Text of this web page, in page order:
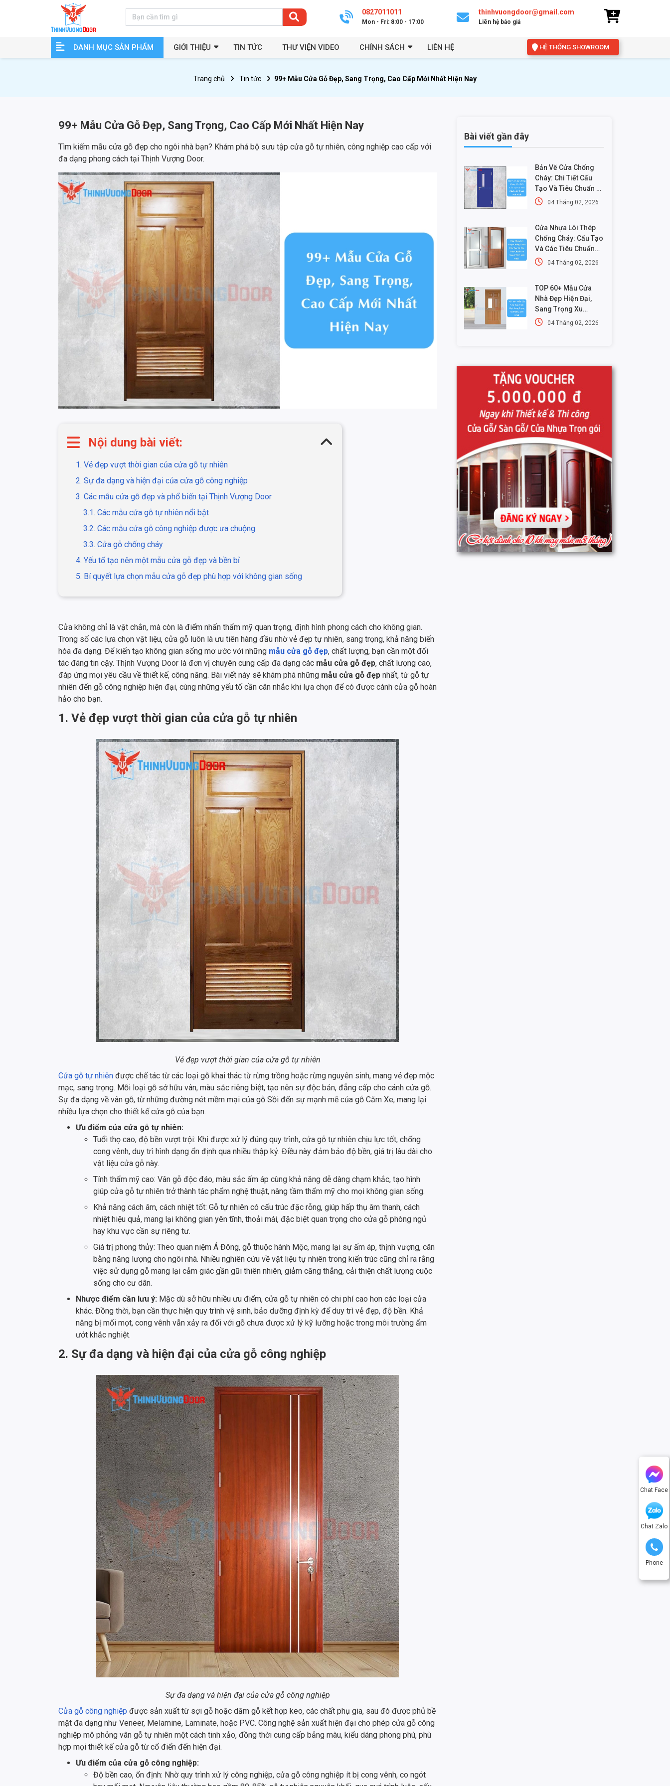
0827011011
Mon - Fri: 8:00 - 17:00
thinhvuongdoor@gmail.com
Liên hệ báo giá
DANH MỤC SẢN PHẨM GIỚI THIỆU TIN TỨC THƯ VIỆN VIDEO CHÍNH SÁCH LIÊN HỆ HỆ THỐNG SHOWROOM
Chat Face
Chat Zalo
Phone
Trang chủ Tin tức 99+ Mẫu Cửa Gỗ Đẹp, Sang Trọng, Cao Cấp Mới Nhất Hiện Nay
99+ Mẫu Cửa Gỗ Đẹp, Sang Trọng, Cao Cấp Mới Nhất Hiện Nay
Tìm kiếm mẫu cửa gỗ đẹp cho ngôi nhà bạn? Khám phá bộ sưu tập cửa gỗ tự nhiên, công nghiệp cao cấp với
đa dạng phong cách tại Thịnh Vượng Door.
Nội dung bài viết:
1. Vẻ đẹp vượt thời gian của cửa gỗ tự nhiên
2. Sự đa dạng và hiện đại của cửa gỗ công nghiệp
3. Các mẫu cửa gỗ đẹp và phổ biến tại Thịnh Vượng Door
3.1. Các mẫu cửa gỗ tự nhiên nổi bật
3.2. Các mẫu cửa gỗ công nghiệp được ưa chuộng
3.3. Cửa gỗ chống cháy
4. Yếu tố tạo nên một mẫu cửa gỗ đẹp và bền bỉ
5. Bí quyết lựa chọn mẫu cửa gỗ đẹp phù hợp với không gian sống
Cửa không chỉ là vật chắn, mà còn là điểm nhấn thẩm mỹ quan trọng, định hình phong cách cho không gian.
Trong số các lựa chọn vật liệu, cửa gỗ luôn là ưu tiên hàng đầu nhờ vẻ đẹp tự nhiên, sang trọng, khả năng biến
hóa đa dạng. Để kiến tạo không gian sống mơ ước với những mẫu cửa gỗ đẹp, chất lượng, bạn cần một đối
tác đáng tin cậy. Thịnh Vượng Door là đơn vị chuyên cung cấp đa dạng các mẫu cửa gỗ đẹp, chất lượng cao,
đáp ứng mọi yêu cầu về thiết kế, công năng. Bài viết này sẽ khám phá những mẫu cửa gỗ đẹp nhất, từ gỗ tự
nhiên đến gỗ công nghiệp hiện đại, cùng những yếu tố cần cân nhắc khi lựa chọn để có được cánh cửa gỗ hoàn
hảo cho bạn.
1. Vẻ đẹp vượt thời gian của cửa gỗ tự nhiên
Vẻ đẹp vượt thời gian của cửa gỗ tự nhiên
Cửa gỗ tự nhiên được chế tác từ các loại gỗ khai thác từ rừng trồng hoặc rừng nguyên sinh, mang vẻ đẹp mộc
mạc, sang trọng. Mỗi loại gỗ sở hữu vân, màu sắc riêng biệt, tạo nên sự độc bản, đẳng cấp cho cánh cửa gỗ.
Sự đa dạng về vân gỗ, từ những đường nét mềm mại của gỗ Sồi đến sự mạnh mẽ của gỗ Căm Xe, mang lại
nhiều lựa chọn cho thiết kế cửa gỗ của bạn.
Ưu điểm của cửa gỗ tự nhiên:
Tuổi thọ cao, độ bền vượt trội: Khi được xử lý đúng quy trình, cửa gỗ tự nhiên chịu lực tốt, chống
cong vênh, duy trì hình dạng ổn định qua nhiều thập kỷ. Điều này đảm bảo độ bền, giá trị lâu dài cho
vật liệu cửa gỗ này.
Tính thẩm mỹ cao: Vân gỗ độc đáo, màu sắc ấm áp cùng khả năng dễ dàng chạm khắc, tạo hình
giúp cửa gỗ tự nhiên trở thành tác phẩm nghệ thuật, nâng tầm thẩm mỹ cho mọi không gian sống.
Khả năng cách âm, cách nhiệt tốt: Gỗ tự nhiên có cấu trúc đặc rỗng, giúp hấp thụ âm thanh, cách
nhiệt hiệu quả, mang lại không gian yên tĩnh, thoải mái, đặc biệt quan trọng cho cửa gỗ phòng ngủ
hay khu vực cần sự riêng tư.
Giá trị phong thủy: Theo quan niệm Á Đông, gỗ thuộc hành Mộc, mang lại sự ấm áp, thịnh vượng, cân
bằng năng lượng cho ngôi nhà. Nhiều nghiên cứu về vật liệu tự nhiên trong kiến trúc cũng chỉ ra rằng
việc sử dụng gỗ mang lại cảm giác gần gũi thiên nhiên, giảm căng thẳng, cải thiện chất lượng cuộc
sống cho cư dân.
Nhược điểm cần lưu ý: Mặc dù sở hữu nhiều ưu điểm, cửa gỗ tự nhiên có chi phí cao hơn các loại cửa
khác. Đồng thời, bạn cần thực hiện quy trình vệ sinh, bảo dưỡng định kỳ để duy trì vẻ đẹp, độ bền. Khả
năng bị mối mọt, cong vênh vẫn xảy ra đối với gỗ chưa được xử lý kỹ lưỡng hoặc trong môi trường ẩm
ướt khắc nghiệt.
2. Sự đa dạng và hiện đại của cửa gỗ công nghiệp
Sự đa dạng và hiện đại của cửa gỗ công nghiệp
Cửa gỗ công nghiệp được sản xuất từ sợi gỗ hoặc dăm gỗ kết hợp keo, các chất phụ gia, sau đó được phủ bề
mặt đa dạng như Veneer, Melamine, Laminate, hoặc PVC. Công nghệ sản xuất hiện đại cho phép cửa gỗ công
nghiệp mô phỏng vân gỗ tự nhiên một cách tinh xảo, đồng thời cung cấp bảng màu, kiểu dáng phong phú, phù
hợp mọi thiết kế cửa gỗ từ cổ điển đến hiện đại.
Ưu điểm của cửa gỗ công nghiệp:
Độ bền cao, ổn định: Nhờ quy trình xử lý công nghiệp, cửa gỗ công nghiệp ít bị cong vênh, co ngót
Bài viết gần đây
Bản Vẽ Cửa Chống
Cháy: Chi Tiết Cấu
Tạo Và Tiêu Chuẩn Kỹ
Thuật Mới Nhất
04 Tháng 02, 2026
Cửa Nhựa Lõi Thép
Chống Cháy: Cấu Tạo
Và Các Tiêu Chuẩn
An Toàn PCCC Mới
04 Tháng 02, 2026
TOP 60+ Mẫu Cửa
Nhà Đẹp Hiện Đại,
Sang Trọng Xu
Hướng Mới Nhất
04 Tháng 02, 2026